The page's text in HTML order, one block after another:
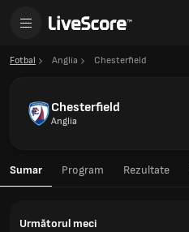
Fotbal Anglia Chesterfield
Chesterfield
Anglia
Sumar Program Rezultate
Următorul meci